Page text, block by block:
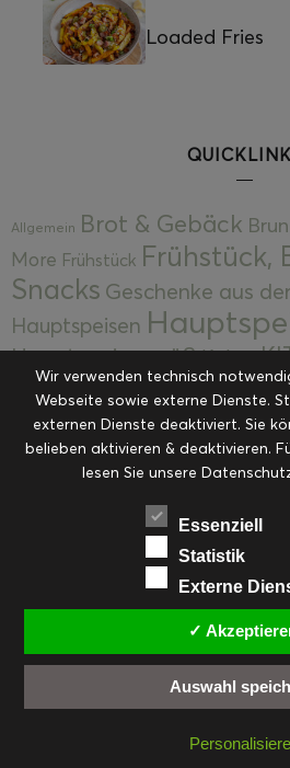
Loaded Fries
Allgemein Brot & Gebäck
More Frühstück Frühstück,
Snacks Geschenke aus
Hauptspeisen
Hauptspeisen süßKekse
Kuchen, Torten &
Desserts Kulinarik
Eingemachtes Ohne
RezepteSaisonal
Suppen, Salate &
Vorspeisen, Salate
Weihnachten Workshops &
FACEBOOK
INSTAGRAM
Wir verwenden technisch
Webseite sowie externe Dienste.
externen Dienste deaktiviert. Sie
belieben aktivieren & deaktivieren.
lesen Sie unsere
Essenziell
Statistik
Externe
✓
Auswahl